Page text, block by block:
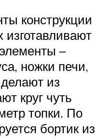
конструкции
изготавливают
–
ножки печи,
из
круг чуть
топки. По
бортик из